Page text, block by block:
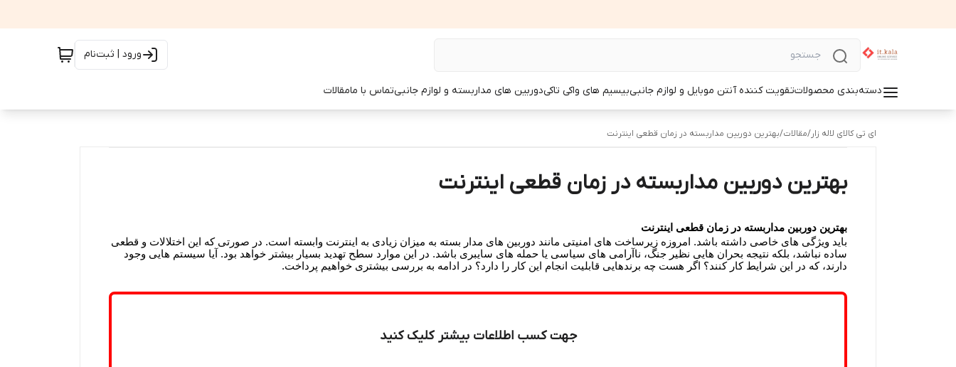
ورود | ثبت‌نام
دسته‌بندی محصولاتتقویت کننده آنتن موبایل و لوازم جانبیبیسیم های واکی تاکیدوربین های مداربسته و لوازم جانبیتماس با مامقالات
ای تی کالای لاله زار/مقالات/بهترین دوربین مداربسته در زمان قطعی اینترنت
بهترین دوربین مداربسته در زمان قطعی اینترنت
بهترین دوربین مداربسته در زمان قطعی اینترنت
باید ویژگی های خاصی داشته باشد. امروزه زیرساخت های امنیتی مانند دوربین های مدار بسته به میزان زیادی به اینترنت وابسته است. در صورتی که این اختلالات و قطعی
ساده نباشد، بلکه نتیجه بحران هایی نظیر جنگ، ناآرامی های سیاسی یا حمله های سایبری باشد. در این موارد سطح تهدید بسیار بیشتر خواهد بود. آیا سیستم هایی وجود
دارند، که در این شرایط کار کنند؟ اگر هست چه برندهایی قابلیت انجام این کار را دارد؟ در ادامه به بررسی بیشتری خواهیم پرداخت.
جهت کسب اطلاعات بیشتر کلیک کنید